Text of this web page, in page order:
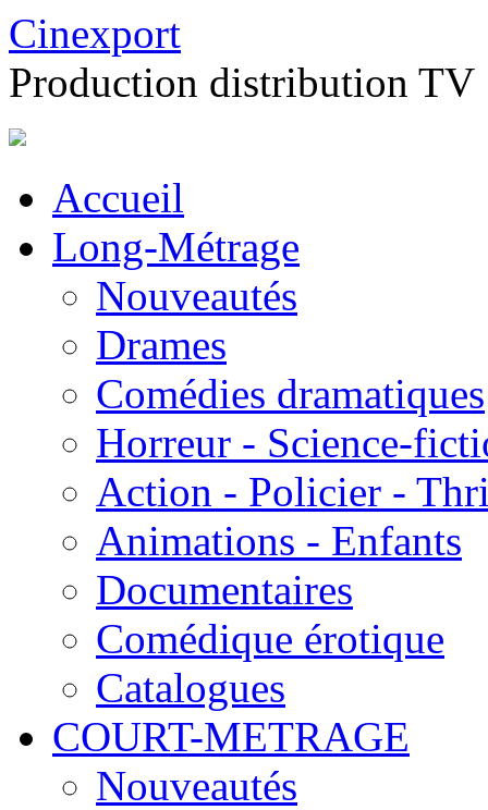
Cinexport
Production distribution TV
Accueil
Long-Métrage
Nouveautés
Drames
Comédies dramatiques
Horreur - Science-
Action - Policier -
Animations - Enfants
Documentaires
Comédique érotique
Catalogues
COURT-METRAGE
Nouveautés